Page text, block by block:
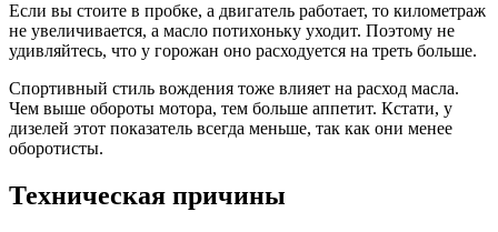
Если вы стоите в пробке, а двигатель работает, то километраж
не увеличивается, а масло потихоньку уходит. Поэтому не
удивляйтесь, что у горожан оно расходуется на треть больше.
Спортивный стиль вождения тоже влияет на расход масла.
Чем выше обороты мотора, тем больше аппетит. Кстати, у
дизелей этот показатель всегда меньше, так как они менее
оборотисты.
Техническая причины